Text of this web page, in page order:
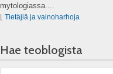
mytologiassa....
⌊ Tietäjiä ja vainoharhoja
Hae teoblogista